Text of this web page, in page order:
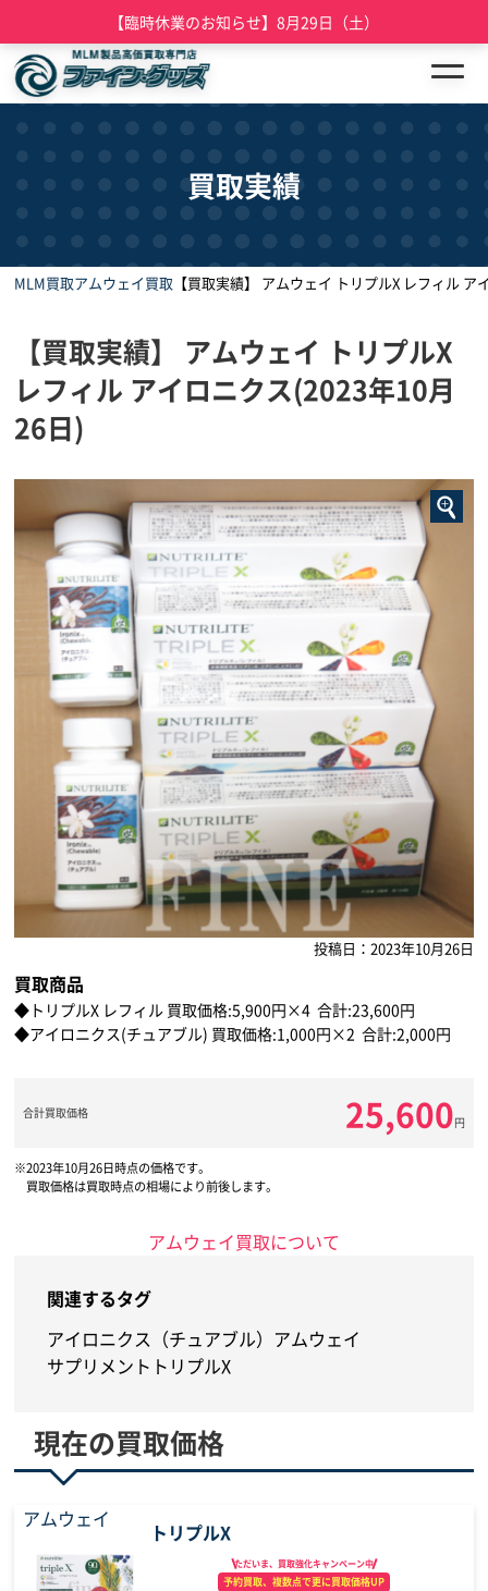
【臨時休業のお知らせ】8月29日（土）
買取実績
MLM買取アムウェイ買取 【買取実績】 アムウェイ トリプルX レフィル
【買取実績】 アムウェイ トリプルX
レフィル アイロニクス(2023年10月
26日)
投稿日：2023年10月26日
買取商品
◆トリプルX レフィル 買取価格:5,900円×4 合計:23,600円
◆アイロニクス(チュアブル) 買取価格:1,000円×2 合計:2,000円
合計買取価格 25,600円
2023年10月26日時点の価格です。
買取価格は買取時点の相場により前後します。
アムウェイ買取について
関連するタグ
アイロニクス（チュアブル） アムウェイ
サプリメント トリプルX
現在の買取価格
アムウェイ
トリプルX
ただいま、買取強化キャンペーン中
予約買取、複数点で更に買取価格UP